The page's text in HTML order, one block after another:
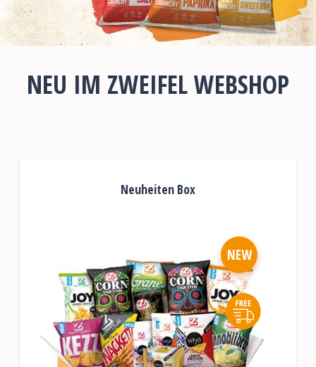
NEU IM ZWEIFEL WEBSHOP
Neuheiten Box
NEW